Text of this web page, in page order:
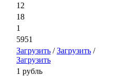
12
18
1
5951
Загрузить /Загрузить /
Загрузить
1 рубль